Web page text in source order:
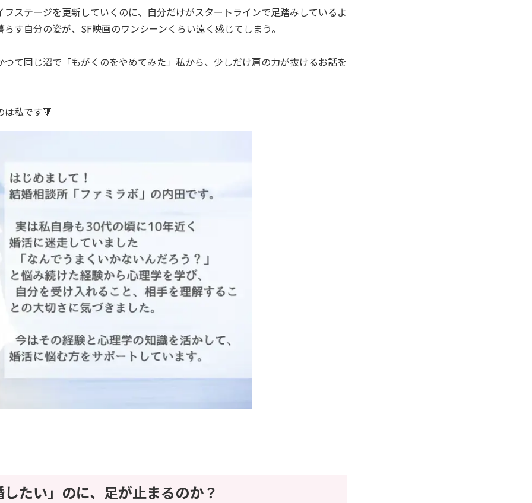
フステージを更新していくのに、自分だけがスタートラインで足踏みしているよ
す自分の姿が、SF映画のワンシーンくらい遠く感じてしまう。
つて同じ沼で「もがくのをやめてみた」私から、少しだけ肩の力が抜けるお話を
は私です🔻
たい」のに、足が止まるのか？